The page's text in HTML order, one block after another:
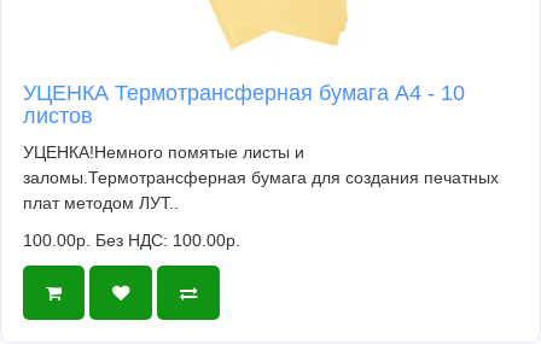
УЦЕНКА Термотрансферная бумага А4 - 10
листов
УЦЕНКА!Немного помятые листы и
заломы.Термотрансферная бумага для создания печатных
плат методом ЛУТ..
100.00р. Без НДС: 100.00р.